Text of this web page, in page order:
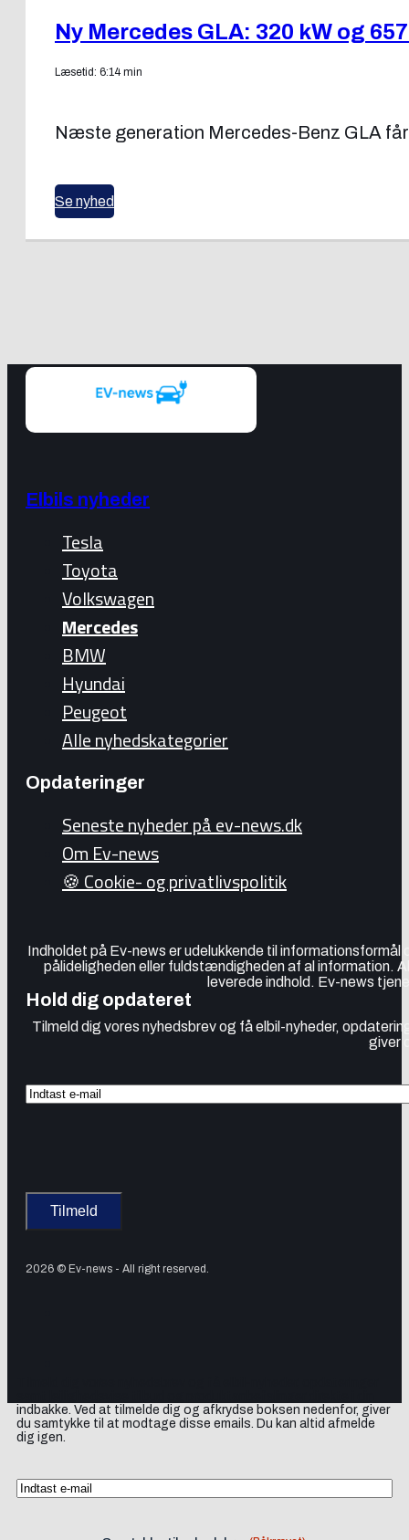
Ny Mercedes GLA: 320 kW og
Læsetid: 6:14 min
Næste generation Mercedes-Benz GLA får
Se nyhed
Elbils nyheder
Tesla
Toyota
Volkswagen
Mercedes
BMW
Hyundai
Peugeot
Alle nyhedskategorier
Opdateringer
Seneste nyheder på ev-news.dk
Om Ev-news
🍪 Cookie- og privatlivspolitik
Indholdet på Ev-news er udelukkende til
pålideligheden eller fuldstændigheden af al information.
leverede indhold. Ev-news
Hold dig opdateret
Tilmeld dig vores nyhedsbrev og få elbil-nyheder,
giver
2026 © Ev-news - All right reserved.
indbakke. Ved at tilmelde dig og afkrydse boksen nedenfor, giver
du samtykke til at modtage disse emails. Du kan altid afmelde
dig igen.